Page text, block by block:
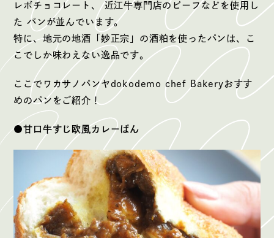
レボチョコレート、 近江牛専門店のビーフなどを使用し
た パンが並んでいます。
特に、地元の地酒「妙正宗」の酒粕を使ったパンは、こ
こでしか味わえない逸品です。
ここでワカサノパンヤdokodemo chef Bakeryおすす
めのパンをご紹介！
●甘口牛すじ欧風カレーぱん